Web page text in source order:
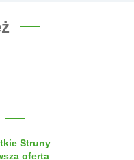
Struny
oferta